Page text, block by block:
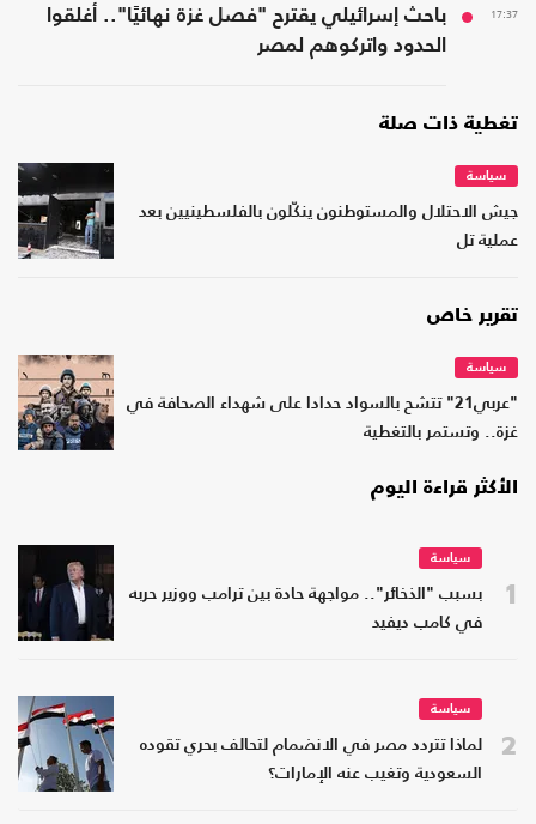
17:37
باحث إسرائيلي يقترح "فصل غزة نهائيًا".. أغلقوا
الحدود واتركوهم لمصر
تغطية ذات صلة
سياسة
جيش الاحتلال والمستوطنون ينكّلون بالفلسطينيين بعد
عملية تل
تقرير خاص
سياسة
"عربي21" تتشح بالسواد حدادا على شهداء الصحافة في
غزة.. وتستمر بالتغطية
الأكثر قراءة اليوم
1
سياسة
بسبب "الذخائر".. مواجهة حادة بين ترامب ووزير حربه
في كامب ديفيد
2
سياسة
لماذا تتردد مصر في الانضمام لتحالف بحري تقوده
السعودية وتغيب عنه الإمارات؟